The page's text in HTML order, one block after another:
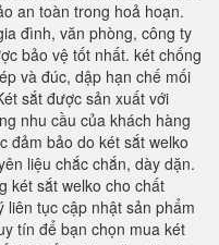
an toàn trong hoả hoạn.
đình, văn phòng, công ty
bảo vệ tốt nhất. két chống
và đúc, dập hạn chế mối
sắt được sản xuất với
nhu cầu của khách hàng
đảm bảo do két sắt welko
liệu chắc chắn, dày dặn.
két sắt welko cho chất
tục cập nhật sản phẩm
tín để bạn chọn mua két